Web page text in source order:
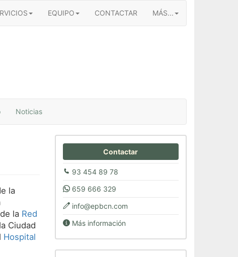
EQUIPO CONTACTAR MÁS...
Noticias
la
la Red
Ciudad
Hospital
Contactar
93 454 89 78
659 666 329
info@epbcn.com
Más información